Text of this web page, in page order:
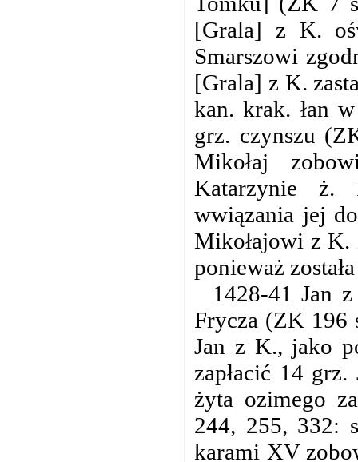
[Grala] z K.
Smarszowi
[Grala] z K.
kan. krak. łan
grz. czynszu
Mikołaj
Katarzynie ż.
wwiązania jej
Mikołajowi z K.
ponieważ
1428-41 Jan
Frycza (ZK 196
Jan z K., jako
zapłacić 14
żyta ozimego
244, 255, 332:
karami XV